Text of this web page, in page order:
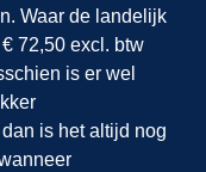
Waar de landelijk
72,50 excl. btw
is er wel
is het altijd nog